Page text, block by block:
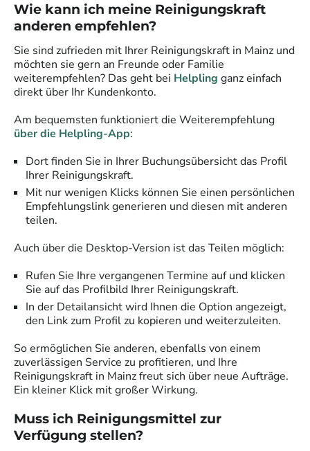
Wie kann ich meine Reinigungskraft
anderen empfehlen?
Sie sind zufrieden mit Ihrer Reinigungskraft in Mainz und
möchten sie gern an Freunde oder Familie
weiterempfehlen? Das geht bei Helpling ganz einfach
direkt über Ihr Kundenkonto.
Am bequemsten funktioniert die Weiterempfehlung
über die Helpling-App:
Dort finden Sie in Ihrer Buchungsübersicht das Profil
Ihrer Reinigungskraft.
Mit nur wenigen Klicks können Sie einen persönlichen
Empfehlungslink generieren und diesen mit anderen
teilen.
Auch über die Desktop-Version ist das Teilen möglich:
Rufen Sie Ihre vergangenen Termine auf und klicken
Sie auf das Profilbild Ihrer Reinigungskraft.
In der Detailansicht wird Ihnen die Option angezeigt,
den Link zum Profil zu kopieren und weiterzuleiten.
So ermöglichen Sie anderen, ebenfalls von einem
zuverlässigen Service zu profitieren, und Ihre
Reinigungskraft in Mainzfreut sich über neue Aufträge.
Ein kleiner Klick mit großer Wirkung.
Muss ich Reinigungsmittel zur
Verfügung stellen?